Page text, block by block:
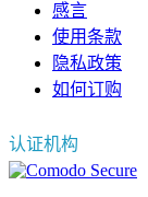
感言
使用条款
隐私政策
如何订购
认证机构